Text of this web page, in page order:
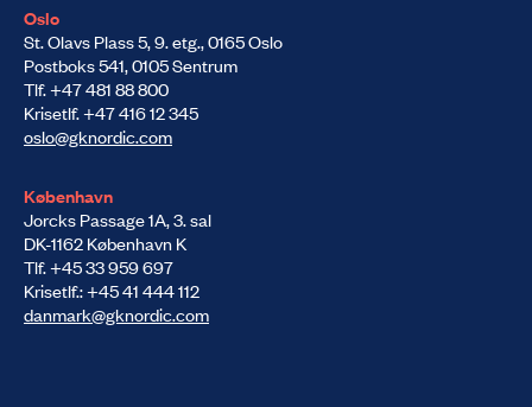
Oslo
St. Olavs Plass 5, 9. etg., 0165 Oslo
Postboks 541, 0105 Sentrum
Tlf. +47 481 88 800
Krisetlf. +47 416 12 345
oslo@gknordic.com
København
Jorcks Passage 1A, 3. sal
DK-1162 København K
Tlf. +45 33 959 697
Krisetlf.: +45 41 444 112
danmark@gknordic.com